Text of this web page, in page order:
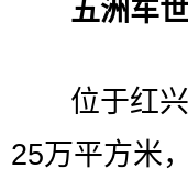
五洲车
位于红兴
25万平方米